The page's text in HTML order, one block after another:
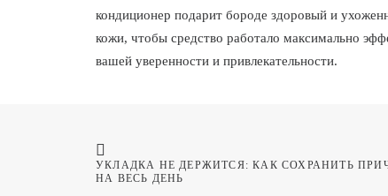
кондиционер подарит бороде здоровый и
кожи, чтобы средство работало максимально
вашей уверенности и привлекательности.
УКЛАДКА НЕ ДЕРЖИТСЯ: КАК СОХРАНИТЬ
НА ВЕСЬ ДЕНЬ